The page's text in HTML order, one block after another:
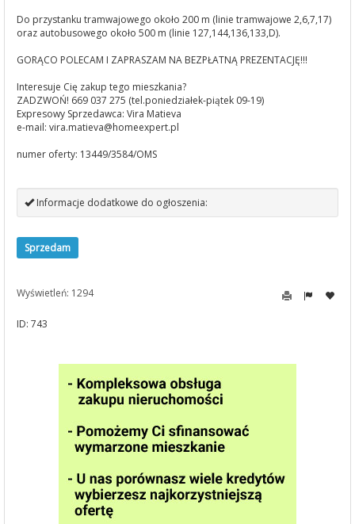
Do przystanku tramwajowego około 200 m (linie tramwajowe 2,6,7,17)
oraz autobusowego około 500 m (linie 127,144,136,133,D).
GORĄCO POLECAM I ZAPRASZAM NA BEZPŁATNĄ PREZENTACJĘ!!!
Interesuje Cię zakup tego mieszkania?
ZADZWOŃ! 669 037 275 (tel.poniedziałek-piątek 09-19)
Expresowy Sprzedawca: Vira Matieva
e-mail: vira.matieva@homeexpert.pl
numer oferty: 13449/3584/OMS
Informacje dodatkowe do ogłoszenia:
Sprzedam
Wyświetleń: 1294
ID: 743